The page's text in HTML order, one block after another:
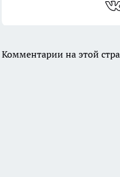
Комментарии на этой